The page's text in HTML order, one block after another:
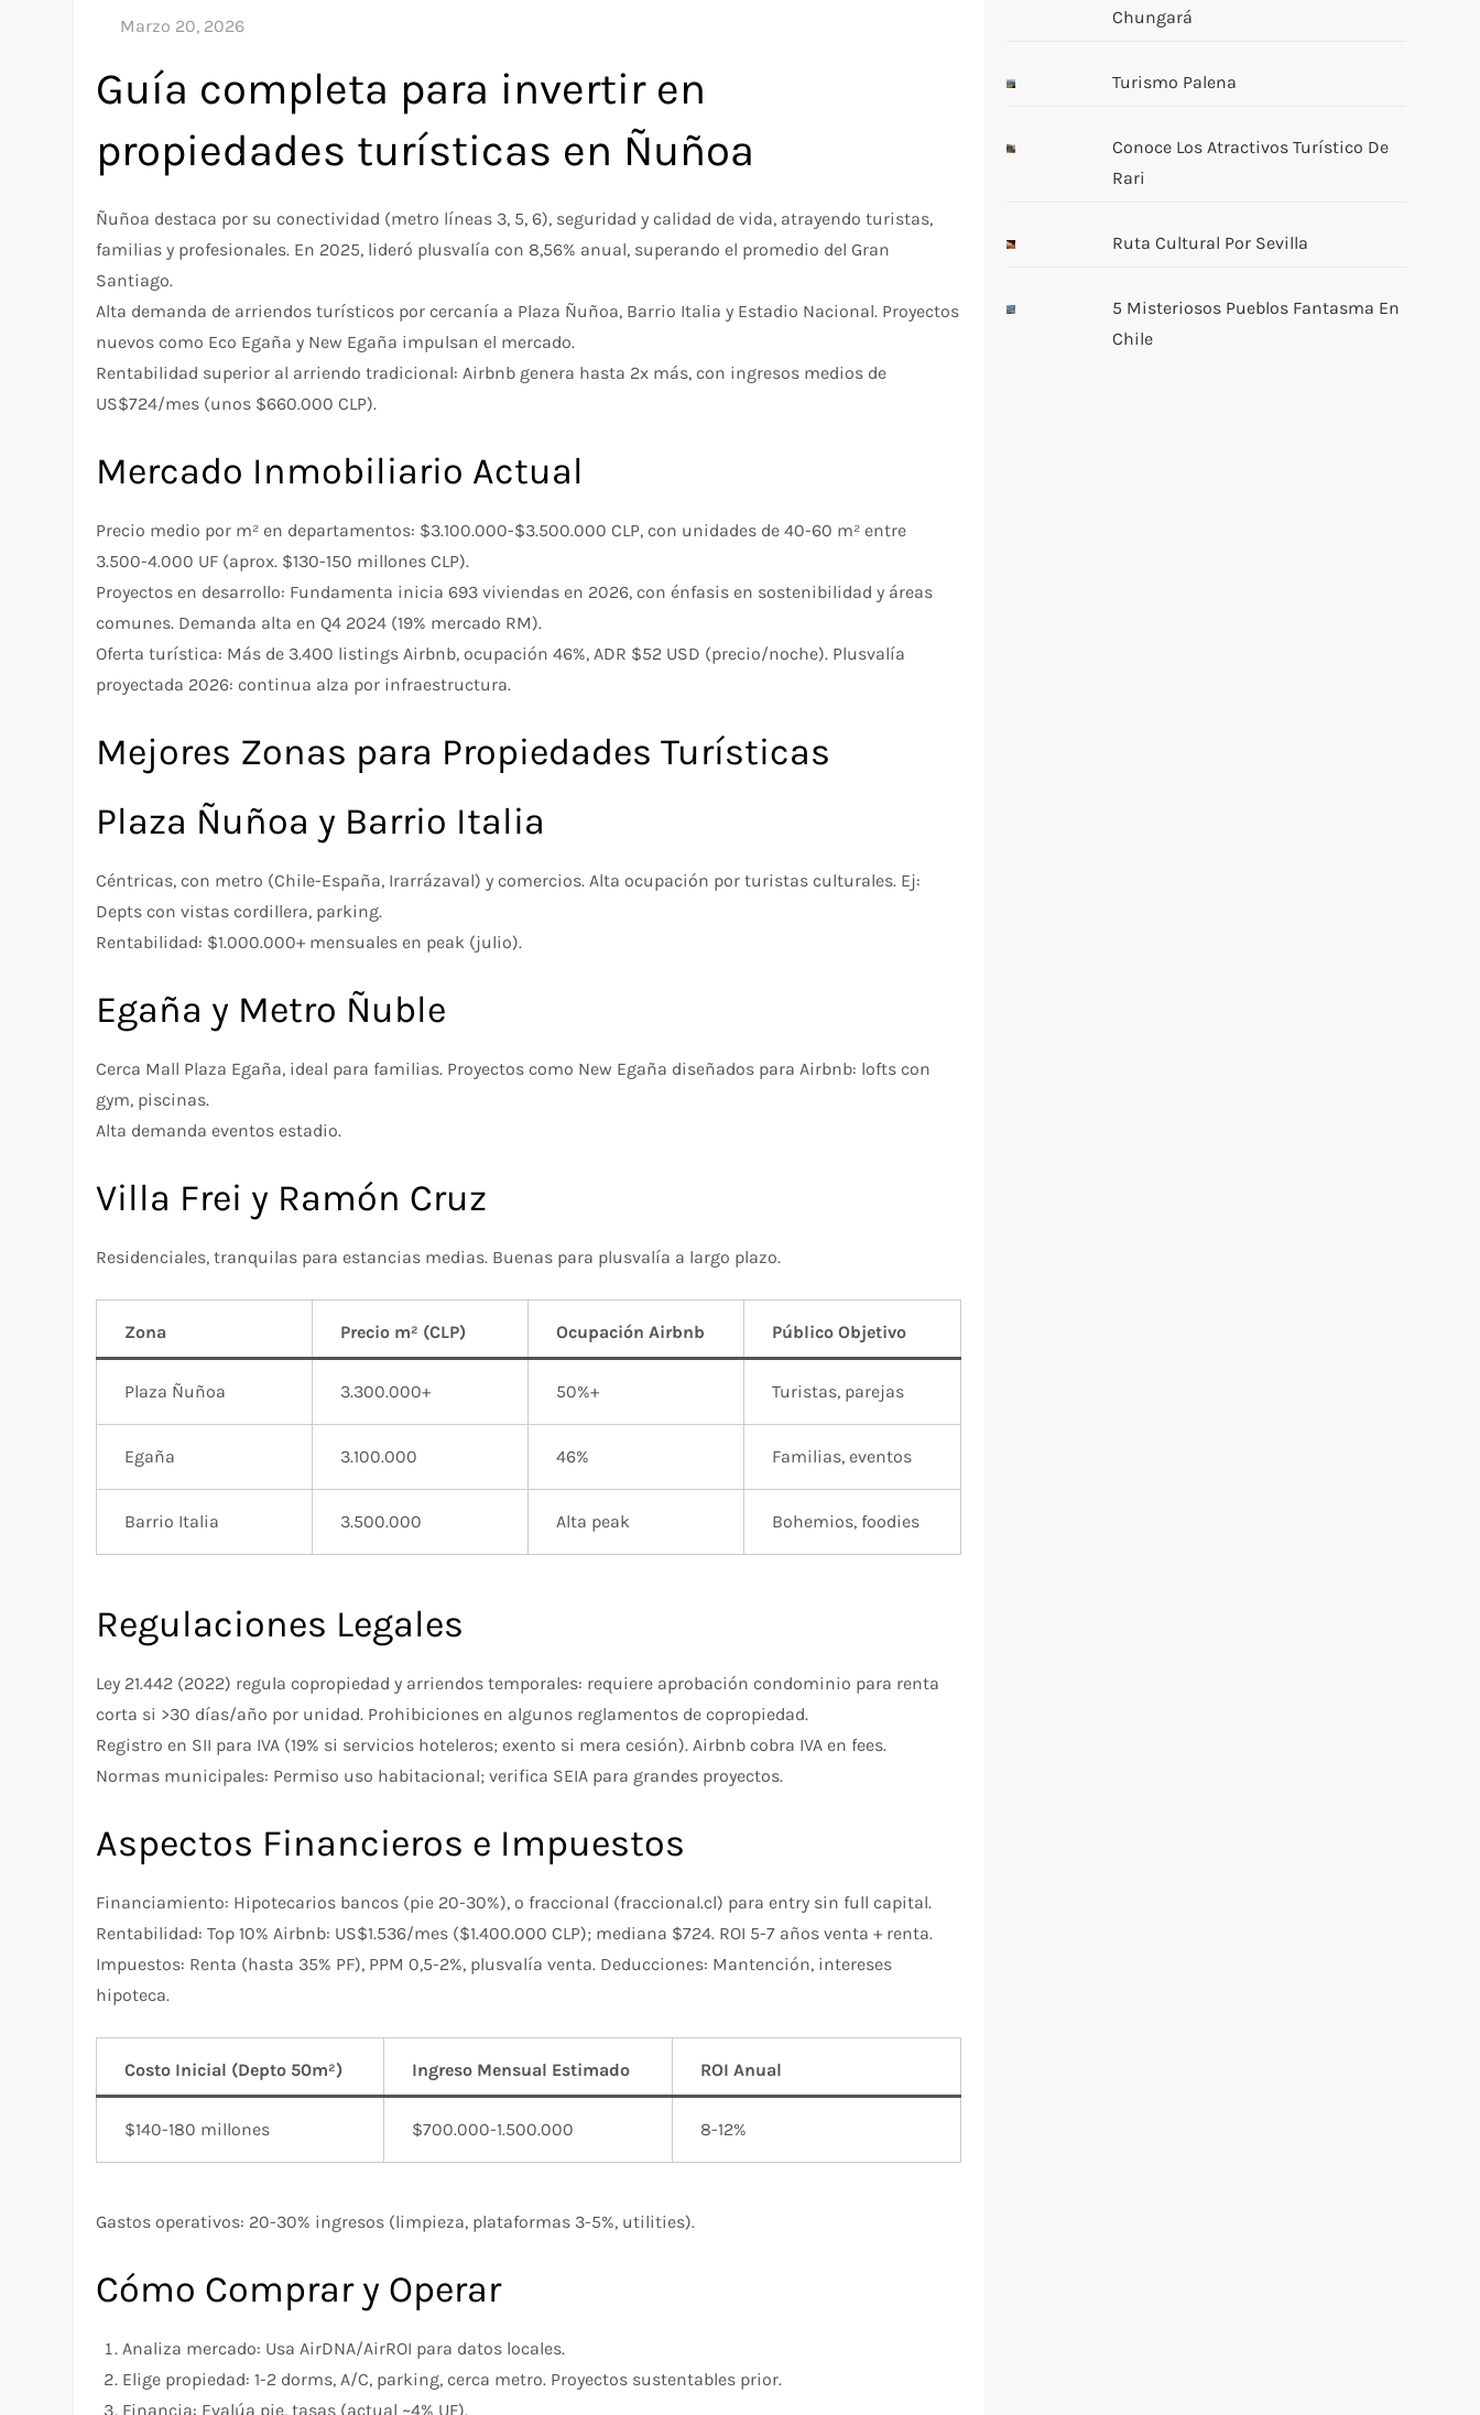
Guía completa para invertir en
propiedades turísticas en Ñuñoa
Ñuñoa destaca por su conectividad (metro líneas 3, 5, 6), seguridad y calidad de vida, atrayendo turistas,
familias y profesionales. En 2025, lideró plusvalía con 8,56% anual, superando el promedio del Gran
Santiago.
Alta demanda de arriendos turísticos por cercanía a Plaza Ñuñoa, Barrio Italia y Estadio Nacional. Proyectos
nuevos como Eco Egaña y New Egaña impulsan el mercado.
Rentabilidad superior al arriendo tradicional: Airbnb genera hasta 2x más, con ingresos medios de
US$724/mes (unos $660.000 CLP).
Mercado Inmobiliario Actual
Precio medio por m² en departamentos: $3.100.000-$3.500.000 CLP, con unidades de 40-60 m² entre
3.500-4.000 UF (aprox. $130-150 millones CLP).
Proyectos en desarrollo: Fundamenta inicia 693 viviendas en 2026, con énfasis en sostenibilidad y áreas
comunes. Demanda alta en Q4 2024 (19% mercado RM).
Oferta turística: Más de 3.400 listings Airbnb, ocupación 46%, ADR $52 USD (precio/noche). Plusvalía
proyectada 2026: continua alza por infraestructura.
Mejores Zonas para Propiedades Turísticas
Plaza Ñuñoa y Barrio Italia
Céntricas, con metro (Chile-España, Irarrázaval) y comercios. Alta ocupación por turistas culturales. Ej:
Depts con vistas cordillera, parking.
Rentabilidad: $1.000.000+ mensuales en peak (julio).​
Egaña y Metro Ñuble
Cerca Mall Plaza Egaña, ideal para familias. Proyectos como New Egaña diseñados para Airbnb: lofts con
gym, piscinas.
Alta demanda eventos estadio.
Villa Frei y Ramón Cruz
Residenciales, tranquilas para estancias medias. Buenas para plusvalía a largo plazo.​
Zona Precio m² (CLP) Ocupación Airbnb Público Objetivo
Plaza Ñuñoa 3.300.000+ ​ 50%+ ​ Turistas, parejas
Egaña 3.100.000 ​ 46% ​ Familias, eventos
Barrio Italia 3.500.000 ​ Alta peak ​ Bohemios, foodies
Regulaciones Legales
Ley 21.442 (2022) regula copropiedad y arriendos temporales: requiere aprobación condominio para renta
corta si >30 días/año por unidad. Prohibiciones en algunos reglamentos de copropiedad.
Registro en SII para IVA (19% si servicios hoteleros; exento si mera cesión). Airbnb cobra IVA en fees.
Normas municipales: Permiso uso habitacional; verifica SEIA para grandes proyectos.​
Aspectos Financieros e Impuestos
Financiamiento: Hipotecarios bancos (pie 20-30%), o fraccional (fraccional.cl) para entry sin full capital.​
Rentabilidad: Top 10% Airbnb: US$1.536/mes ($1.400.000 CLP); mediana $724. ROI 5-7 años venta + renta.
Impuestos: Renta (hasta 35% PF), PPM 0,5-2%, plusvalía venta. Deducciones: Mantención, intereses
hipoteca.​
Costo Inicial (Depto 50m²) Ingreso Mensual Estimado ROI Anual
$140-180 millones ​ $700.000-1.500.000 ​ 8-12% ​
Gastos operativos: 20-30% ingresos (limpieza, plataformas 3-5%, utilities).​
Cómo Comprar y Operar
Analiza mercado: Usa AirDNA/AirROI para datos locales.​
Elige propiedad: 1-2 dorms, A/C, parking, cerca metro. Proyectos sustentables prior.
Financia: Evalúa pie, tasas (actual ~4% UF).​
Chungará
Turismo Palena
Conoce Los Atractivos Turístico De
Rari
Ruta Cultural Por Sevilla
5 Misteriosos Pueblos Fantasma En
Chile